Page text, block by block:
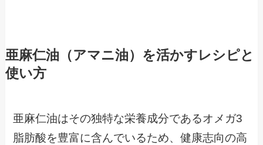
亜麻仁油（アマニ油）を活かすレシピと
使い方
亜麻仁油はその独特な栄養成分であるオメガ3
脂肪酸を豊富に含んでいるため、健康志向の高